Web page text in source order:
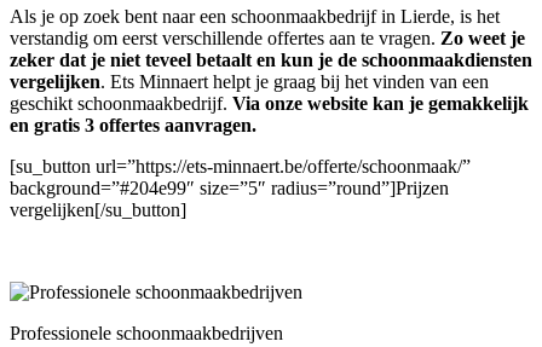
Als je op zoek bent naar een schoonmaakbedrijf in Lierde, is het
verstandig om eerst verschillende offertes aan te vragen. Zo weet je
zeker dat je niet teveel betaalt en kun je de schoonmaakdiensten
vergelijken. Ets Minnaert helpt je graag bij het vinden van een
geschikt schoonmaakbedrijf. Via onze website kan je gemakkelijk
en gratis 3 offertes aanvragen.
[su_button url=”https://ets-minnaert.be/offerte/schoonmaak/”
background=”#204e99″ size=”5″ radius=”round”]Prijzen
vergelijken[/su_button]
Professionele schoonmaakbedrijven